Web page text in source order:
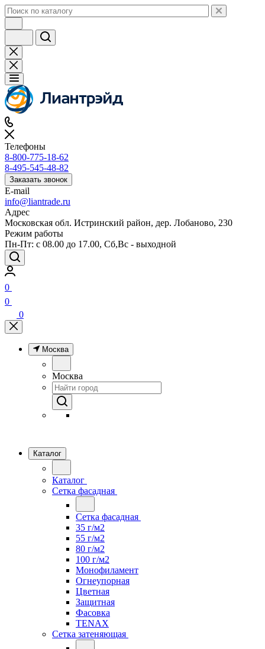
Телефоны
8-800-775-18-62
8-495-545-48-82
Заказать звонок
E-mail
info@liantrade.ru
Адрес
Московская обл. Истринский район, дер. Лобаново, 230
Режим работы
Пн-Пт: c 08.00 до 17.00, Cб,Вс - выходной
0
0
0
Москва
Москва
Каталог
Каталог
Сетка фасадная
Сетка фасадная
35 г/м2
55 г/м2
80 г/м2
100 г/м2
Монофиламент
Огнеупорная
Цветная
Защитная
Фасовка
TENAX
Сетка затеняющая